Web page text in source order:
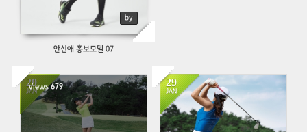
by
안신애 홍보모델 07
29
JAN
Views679 29
JAN
654